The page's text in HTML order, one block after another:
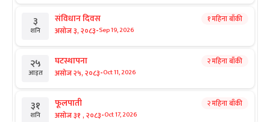
३
शनि
संविधान दिवस
असोज ३, २०८३-Sep 19, 2026
१ महिना बाँकी
२५
आइत
घटस्थापना
असोज २५, २०८३-Oct 11, 2026
२ महिना बाँकी
३१
शनि
फूलपाती
असोज ३१ , २०८३-Oct 17, 2026
२ महिना बाँकी